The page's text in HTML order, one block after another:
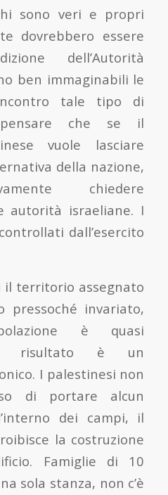
sono veri e propri
dovrebbero essere
dell’Autorità
ben immaginabili le
tale tipo di
che se il
vuole lasciare
della nazione,
chiedere
autorità israeliane. I
dall’esercito
il territorio assegnato
pressoché invariato,
è quasi
Il risultato è un
I palestinesi non
di portare alcun
dei campi, il
la costruzione
Famiglie di 10
sola stanza, non c’è